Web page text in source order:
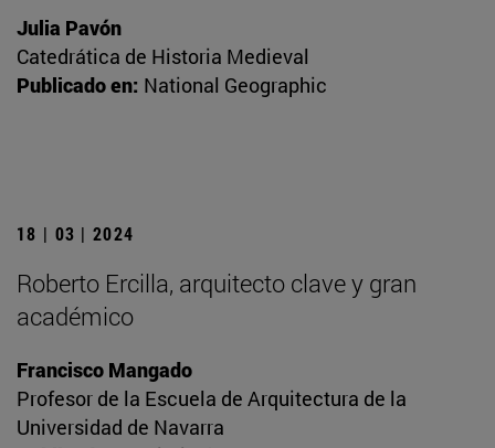
Julia Pavón
Catedrática de Historia Medieval
Publicado en: National Geographic
18 | 03 | 2024
Roberto Ercilla, arquitecto clave y gran
académico
Francisco Mangado
Profesor de la Escuela de Arquitectura de la
Universidad de Navarra